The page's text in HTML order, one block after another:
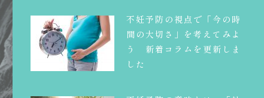
不妊予防の視点で「今の時
間の大切さ」を考えてみよ
う 新着コラムを更新しま
した